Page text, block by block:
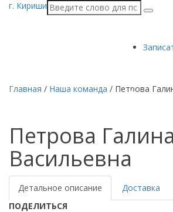
г. Кириши
Главная / Наша команда / Петрова
Петрова Галина
Васильевна
Детальное описание
Доставка
ПОДЕЛИТЬСЯ